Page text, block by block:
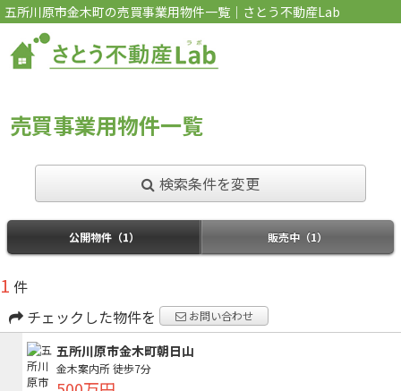
五所川原市金木町の売買事業用物件一覧｜さとう不動産Lab
売買事業用物件一覧
検索条件を変更
公開物件（1） 販売中（1）
1 件
チェックした物件を
お問い合わせ
五所川原市金木町朝日山
金木案内所徒歩7分